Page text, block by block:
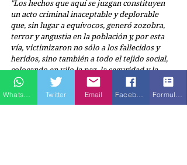
"Los hechos que aquí se juzgan constituyen
un acto criminal inaceptable y deplorable
que, sin lugar a equívocos, generó zozobra,
terror y angustia en la población y, por esta
vía, victimizaron no sólo a los fallecidos y
heridos, sino también a todo el tejido social,
colocando en vilo la paz, la seguridad y la
tranquilidad de los colombianos”, destaca el
auto.
Twitter Email